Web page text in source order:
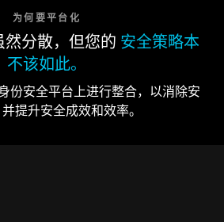
为何要平台化
分散，但您的 安全策略本
不该如此。
份安全平台上进行整合，以消除安
提升安全成效和效率。